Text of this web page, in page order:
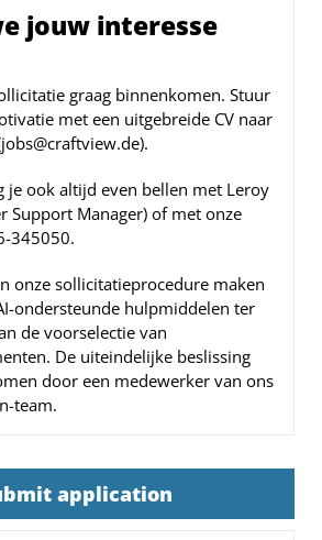
jouw interesse
graag binnenkomen. Stuur
met een uitgebreide CV naar
je ook altijd even bellen met Leroy
Support Manager) of met onze
345050.
onze sollicitatieprocedure maken
ondersteunde hulpmiddelen ter
de voorselectie van
De uiteindelijke beslissing
door een medewerker van ons
team.
application